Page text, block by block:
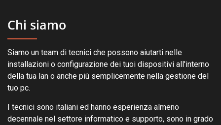
Chi siamo
Siamo un team di tecnici che possono aiutarti nelle
installazioni o configurazione dei tuoi dispositivi all'interno
della tua lan o anche più semplicemente nella gestione del
tuo pc.
I tecnici sono italiani ed hanno esperienza almeno
decennale nel settore informatico e supporto, sono in grado